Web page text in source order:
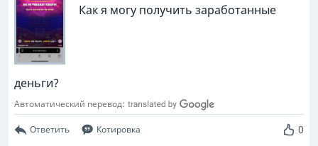
Как я могу получить заработанные
деньги?
Автоматический перевод:
Ответить Котировка 0